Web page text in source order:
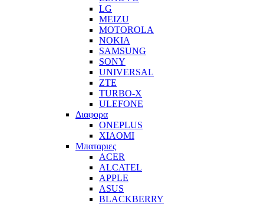
LG
MEIZU
MOTOROLA
NOKIA
SAMSUNG
SONY
UNIVERSAL
ZTE
TURBO-X
ULEFONE
Διαφορα
ONEPLUS
XIAOMI
Μπαταριες
ACER
ALCATEL
APPLE
ASUS
BLACKBERRY